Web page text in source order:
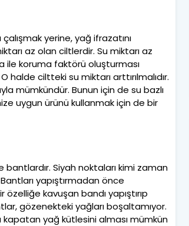
yerine, yağ ifrazatını
az olan ciltlerdir. Su miktarı az
ile koruma faktörü oluşturması
halde ciltteki su miktarı arttırılmalıdır.
mümkündür. Bunun için de su bazlı
uygun ürünü kullanmak için de bir
Siyah noktaları kimi zaman
yapıştırmadan önce
özelliğe kavuşan bandı yapıştırıp
gözenekteki yağları boşaltamıyor.
kapatan yağ kütlesini alması mümkün